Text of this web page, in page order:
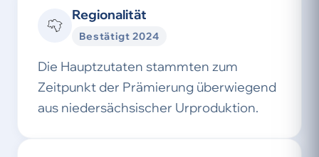
Regionalität
Bestätigt 2024
Die Hauptzutaten stammten zum
Zeitpunkt der Prämierung überwiegend
aus niedersächsischer Urproduktion.